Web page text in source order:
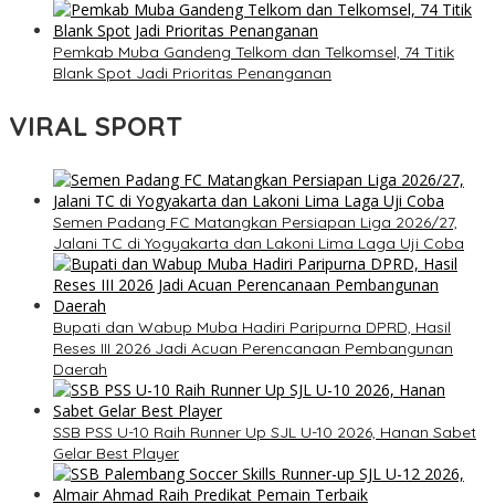
Pemkab Muba Gandeng Telkom dan Telkomsel, 74 Titik
Blank Spot Jadi Prioritas Penanganan
VIRAL SPORT
Semen Padang FC Matangkan Persiapan Liga 2026/27,
Jalani TC di Yogyakarta dan Lakoni Lima Laga Uji Coba
Bupati dan Wabup Muba Hadiri Paripurna DPRD, Hasil
Reses III 2026 Jadi Acuan Perencanaan Pembangunan
Daerah
SSB PSS U-10 Raih Runner Up SJL U-10 2026, Hanan Sabet
Gelar Best Player